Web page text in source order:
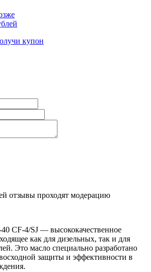
купон
отзывы проходят модерацию
CF-4/SJ — высококачественное
как для дизельных, так и для
Это масло специально разработано
защиты и эффективности в